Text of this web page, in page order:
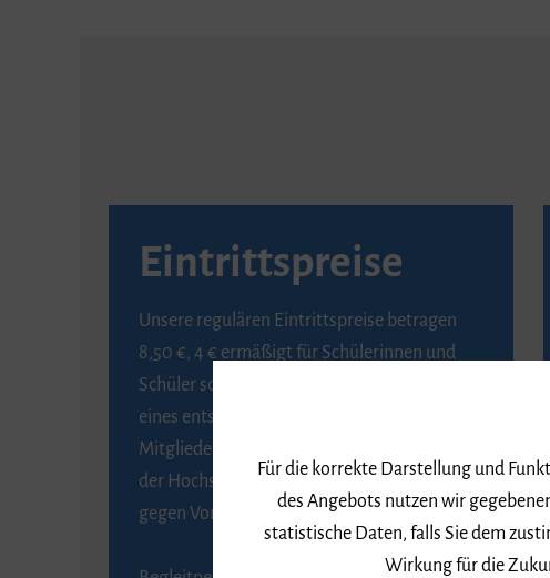
Eintrittspreise
Unsere regulären Eintrittspreise betragen
8,50 €, 4 € ermäßigt für Schülerinnen und
Schüler sowie Studierende gegen Vorlage
eines entsprechenden Nachweises, 6 € für
Mitglieder der Gesellschaft zur Förderung
der Hochschule für Musik Freiburg e. V.
gegen Vorlage des Mitgliedsausweises.
Für die korrekte Darstellung und
des Angebots nutzen wir
statistische Daten, falls Sie dem
Wirkung für die